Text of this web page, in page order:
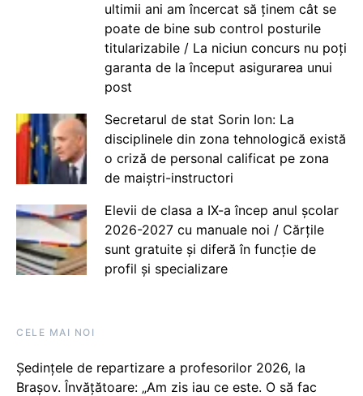
ultimii ani am încercat să ținem cât se
poate de bine sub control posturile
titularizabile / La niciun concurs nu poți
garanta de la început asigurarea unui
post
Secretarul de stat Sorin Ion: La
disciplinele din zona tehnologică există
o criză de personal calificat pe zona
de maiștri-instructori
Elevii de clasa a IX-a încep anul școlar
2026-2027 cu manuale noi / Cărțile
sunt gratuite și diferă în funcție de
profil și specializare
CELE MAI NOI
Ședințele de repartizare a profesorilor 2026, la
Brașov. Învățătoare: „Am zis iau ce este. O să fac